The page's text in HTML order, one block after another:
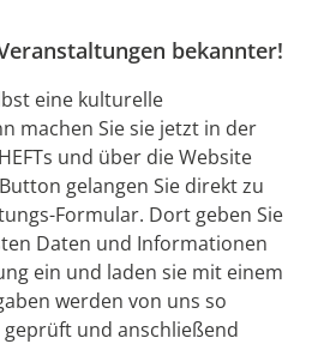
bekannter!
eine kulturelle
machen Sie sie jetzt in der
und über die Website
gelangen Sie direkt zu
Formular. Dort geben Sie
Daten und Informationen
ein und laden sie mit einem
werden von uns so
und anschließend